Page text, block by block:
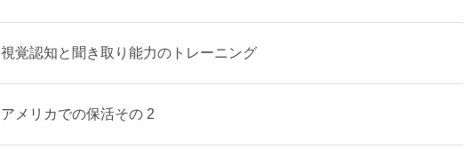
視覚認知と聞き取り能力のトレーニング
アメリカでの保活その 2